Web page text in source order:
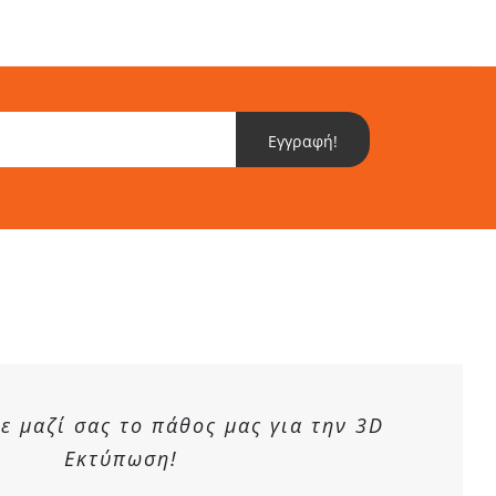
Εγγραφή!
μαζί σας το πάθος μας για την 3D
Εκτύπωση!